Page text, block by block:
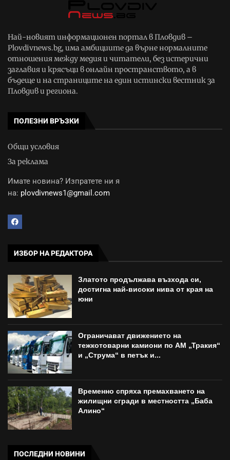
Най-новият информационен портал в Пловдив –
Plovdivnews.bg, има амбициите да върне нормалните
отношения между медия и читатели, без истерични
заглавия и крясъци в онлайн пространството, а в
бъдеще и на страниците на един истински вестник за
Пловдив и региона.
ПОЛЕЗНИ ВРЪЗКИ
Общи условия
За реклама
Имате новина? Изпратете ни я
на: plovdivnews1@gmail.com
ИЗБОР НА РЕДАКТОРА
Златото продължава възхода си,
достигна най-високи нива от края на
юни
Ограничават движението на
тежкотоварни камиони по АМ „Тракия“
и „Струма“ в петък и...
Временно спряха премахването на
жилищни сгради в местността „Баба
Алино“
ПОСЛЕДНИ НОВИНИ